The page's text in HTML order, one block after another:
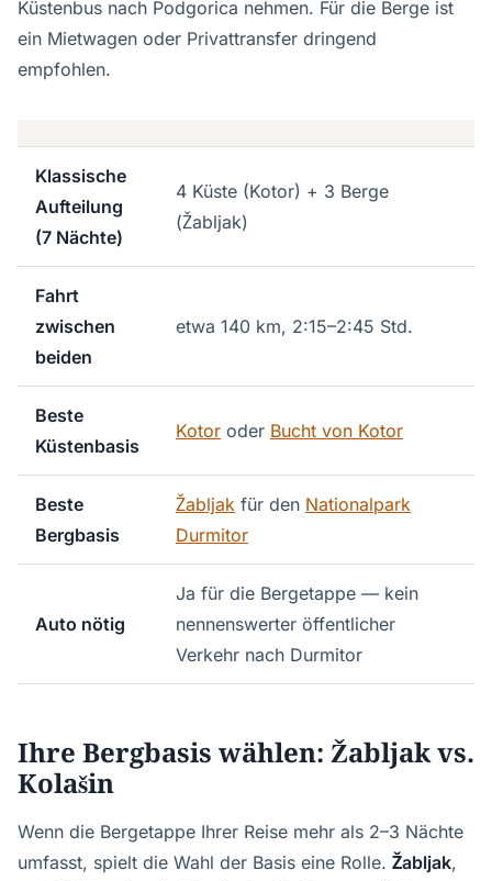
Küstenbus nach Podgorica nehmen. Für die Berge ist
ein Mietwagen oder Privattransfer dringend
empfohlen.
Klassische
Aufteilung
(7 Nächte)
4 Küste (Kotor) + 3 Berge
(Žabljak)
Fahrt
zwischen
beiden
etwa 140 km, 2:15–2:45 Std.
Beste
Küstenbasis
Kotor oder Bucht von Kotor
Beste
Bergbasis
Žabljak für den Nationalpark
Durmitor
Auto nötig
Ja für die Bergetappe — kein
nennenswerter öffentlicher
Verkehr nach Durmitor
Ihre Bergbasis wählen: Žabljak vs.
Kolašin
Wenn die Bergetappe Ihrer Reise mehr als 2–3 Nächte
umfasst, spielt die Wahl der Basis eine Rolle. Žabljak,